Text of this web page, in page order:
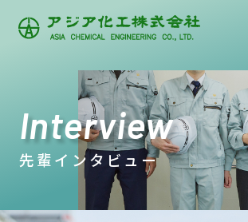
Interview
先輩インタビュー